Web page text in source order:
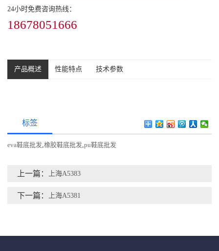
24小时免费咨询热线：
18678051666
产品概述 性能特点 技术参数
标签
eva鞋底批发 橡胶鞋底批发 pu鞋底批发
上一篇： 上海A5383
下一篇： 上海A5381